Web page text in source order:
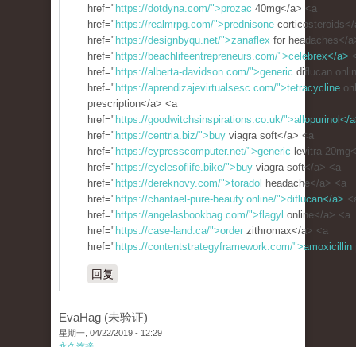
href=" https://dotdyna.com/">prozac 40mg</a> <a
href=" https://realmrpg.com/">prednisone
href=" https://designbyqu.net/">zanaflex for headaches</
href=" https://beachlifeentrepreneurs.com/">celebrex</a>
href=" https://alberta-davidson.com/">generic diflucan
href=" https://aprendizajevirtualsesc.com/">tetracycline
prescription</a> <a
href=" https://goodwitchsinspirations.co.uk/">allopurinol</
href=" https://centria.biz/">buy viagra soft</a> <a
href=" https://cypresscomputer.net/">generic levitra
href=" https://cyclesoflife.bike/">buy viagra soft</a> <a
href=" https://dereknovy.com/">toradol headache</a> <a
href=" https://chantael-pure-beauty.online/">diflucan</a>
href=" https://angelasbookbag.com/">flagyl online</a> <a
href=" https://case-land.ca/">order zithromax</a> <a
href=" https://contentstrategyframework.com/">amoxicillin
回复
EvaHag (未验证)
星期一, 04/22/2019 - 12:29